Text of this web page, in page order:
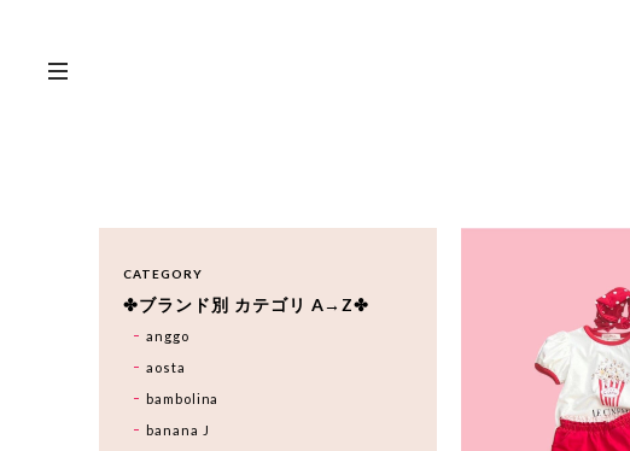
CATEGORY
✤ブランド別 カテゴリ A→Z✤
anggo
aosta
bambolina
banana J